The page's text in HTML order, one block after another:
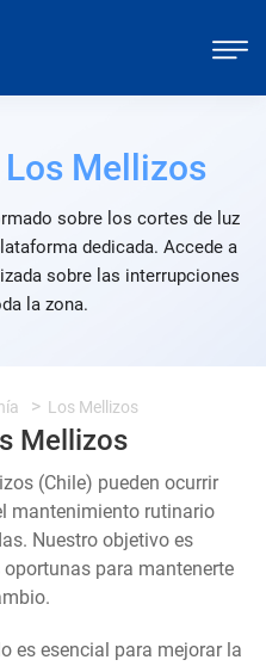
Los Mellizos
sobre los cortes de luz
dedicada. Accede a
sobre las interrupciones
la zona.
Los Mellizos
Mellizos
(Chile) pueden ocurrir
mantenimiento rutinario
Nuestro objetivo es
para mantenerte
es esencial para mejorar la